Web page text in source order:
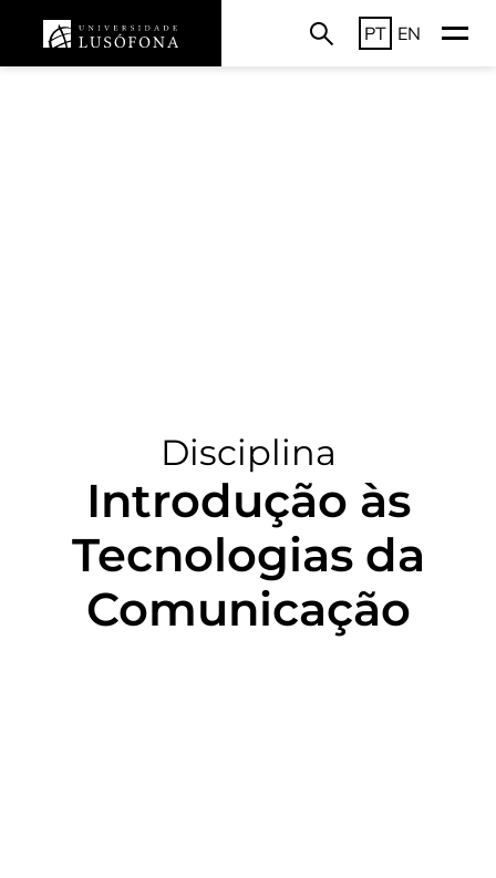
PT EN
Disciplina
Introdução às
Tecnologias da
Comunicação